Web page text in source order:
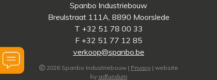
Vraag
Spanbo Industriebouw
Breulstraat 111A, 8890 Moorslede
T +32 51 78 00 33
F +32 51 77 12 85
verkoop@spanbo.be
2026 Spanbo Industriebouw | Privacy| website
by adfundum